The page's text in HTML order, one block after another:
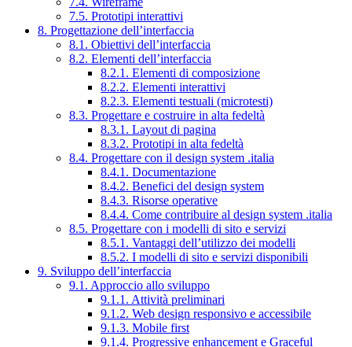
7.5. Prototipi interattivi
8. Progettazione dell’interfaccia
8.1. Obiettivi dell’interfaccia
8.2. Elementi dell’interfaccia
8.2.1. Elementi di composizione
8.2.2. Elementi interattivi
8.2.3. Elementi testuali (microtesti)
8.3. Progettare e costruire in alta fedeltà
8.3.1. Layout di pagina
8.3.2. Prototipi in alta fedeltà
8.4. Progettare con il design system .italia
8.4.1. Documentazione
8.4.2. Benefici del design system
8.4.3. Risorse operative
8.4.4. Come contribuire al design system .italia
8.5. Progettare con i modelli di sito e servizi
8.5.1. Vantaggi dell’utilizzo dei modelli
8.5.2. I modelli di sito e servizi disponibili
9. Sviluppo dell’interfaccia
9.1. Approccio allo sviluppo
9.1.1. Attività preliminari
9.1.2. Web design responsivo e accessibile
9.1.3. Mobile first
9.1.4. Progressive enhancement e Graceful